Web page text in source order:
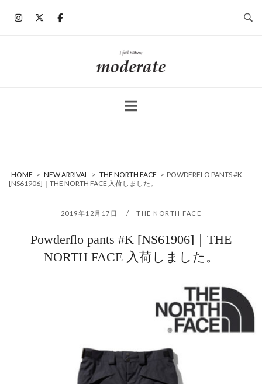
ホ
ー
HOME > NEW ARRIVAL > THE NORTH FACE > POWDERFLO PANTS #K
[NS61906]｜THE NORTH FACE 入荷しました。
2019年12月17日 THE NORTH FACE
Powderflo pants #K [NS61906]｜THE
NORTH FACE 入荷しました。